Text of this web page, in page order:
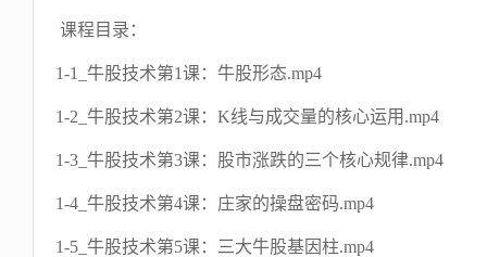
课程目录：
1-1_牛股技术第1课：牛股形态.mp4
1-2_牛股技术第2课：K线与成交量的核心运用.mp4
1-3_牛股技术第3课：股市涨跌的三个核心规律.mp4
1-4_牛股技术第4课：庄家的操盘密码.mp4
1-5_牛股技术第5课：三大牛股基因柱.mp4